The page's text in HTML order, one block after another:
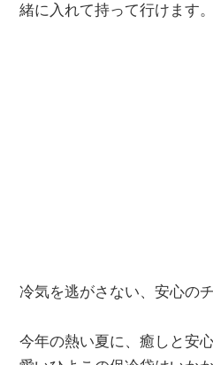
緒に入れて持って行けます。
冷気を逃がさない、安心の
今年の熱い夏に、癒しと安